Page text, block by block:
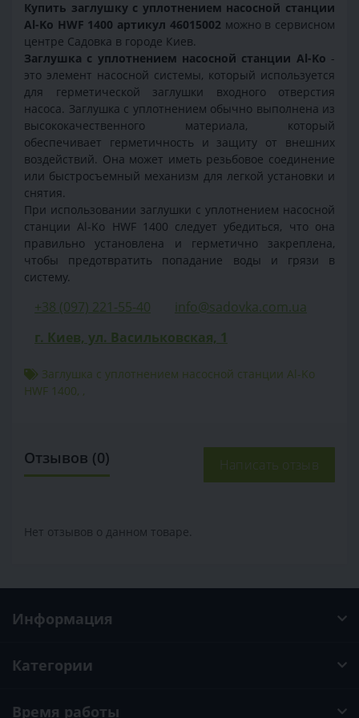
Купить заглушку с уплотнением насосной станции
Al-Ko HWF 1400 артикул 46015002 можно в сервисном
центре Садовка в городе Киев.
Заглушка с уплотнением насосной станции Al-Ko -
это элемент насосной системы, который используется
для герметической заглушки входного отверстия
насоса. Заглушка с уплотнением обычно выполнена из
высококачественного материала, который
обеспечивает герметичность и защиту от внешних
воздействий. Она может иметь резьбовое соединение
или быстросъемный механизм для легкой установки и
снятия.
При использовании заглушки с уплотнением насосной
станции Al-Ko HWF 1400 следует убедиться, что она
правильно установлена и герметично закреплена,
чтобы предотвратить попадание воды и грязи в
систему.
+38 (097) 221-55-40
info@sadovka.com.ua
г. Киев, ул. Васильковская, 1
Заглушка с уплотнением насосной станции Al-Ko
HWF 1400, ,
Отзывов (0) Написать отзыв
Нет отзывов о данном товаре.
Информация
Категории
Время работы